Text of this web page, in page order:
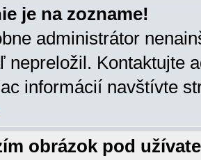
je na zozname!
administrátor
nepreložil. Kontaktujte
informácií navštívte
obrázok pod